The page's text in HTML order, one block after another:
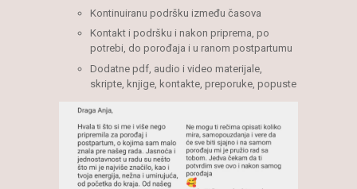
Kontinuiranu podršku između časova
Kontakt i podršku i nakon priprema, po
potrebi, do porođaja i u ranom postpartumu
Dodatne pdf, audio i video materijale,
skripte, knjige, kontakte, preporuke, popuste